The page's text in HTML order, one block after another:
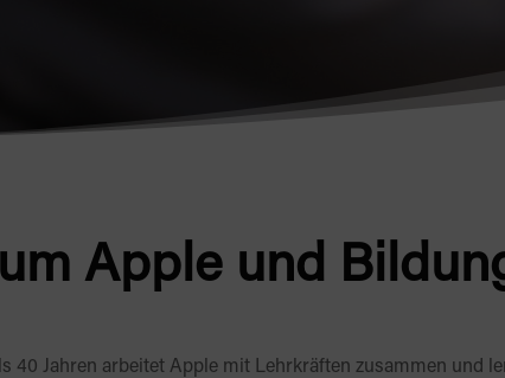
Apple und
40 Jahren arbeitet Apple mit Lehrkräften zusammen und